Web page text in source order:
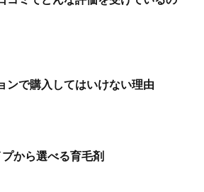
ンで購入してはいけない理由
から選べる育毛剤